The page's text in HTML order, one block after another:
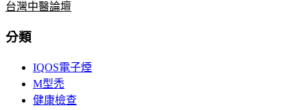
台灣中醫論壇
分類
IQOS電子煙
M型禿
健康檢查